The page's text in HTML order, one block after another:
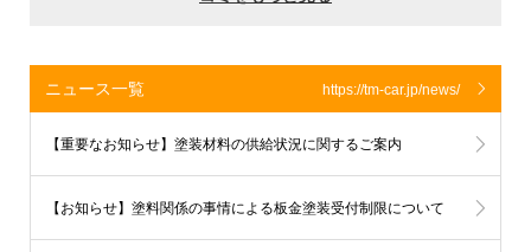
ニュース一覧 https://tm-car.jp/news/
【重要なお知らせ】塗装材料の供給状況に関するご案内
【お知らせ】塗料関係の事情による板金塗装受付制限について